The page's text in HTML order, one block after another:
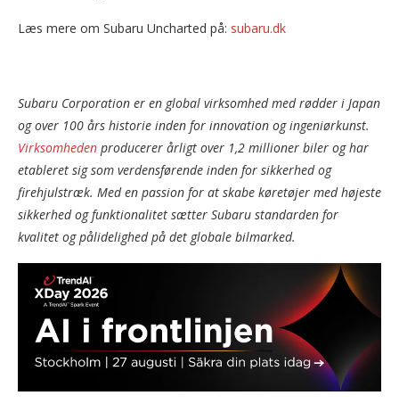
Læs mere om Subaru Uncharted på: subaru.dk
Subaru Corporation er en global virksomhed med rødder i Japan
og over 100 års historie inden for innovation og ingeniørkunst.
Virksomheden producerer årligt over 1,2 millioner biler og har
etableret sig som verdensførende inden for sikkerhed og
firehjulstræk. Med en passion for at skabe køretøjer med højeste
sikkerhed og funktionalitet sætter Subaru standarden for
kvalitet og pålidelighed på det globale bilmarked.